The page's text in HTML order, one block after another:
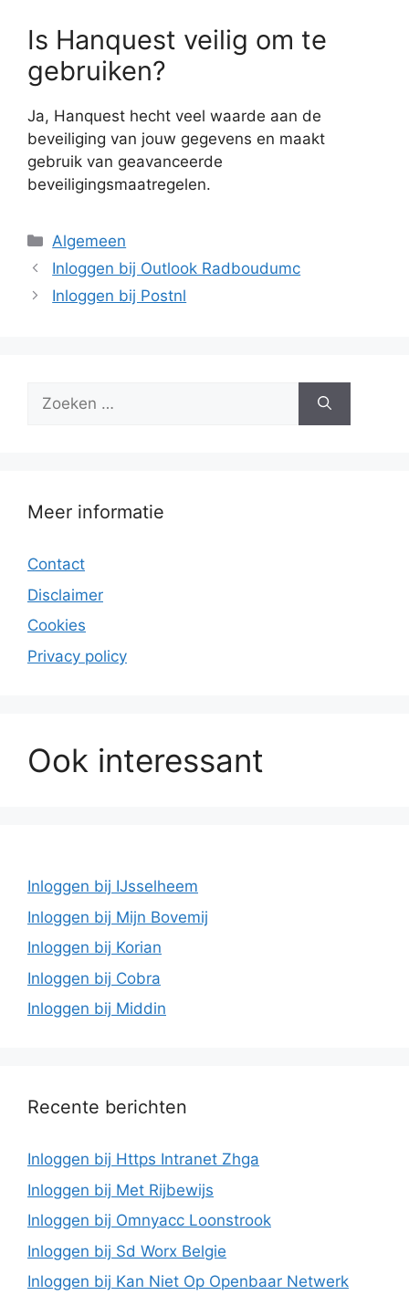
Is Hanquest veilig om te
gebruiken?
Ja, Hanquest hecht veel waarde aan de
beveiliging van jouw gegevens en maakt
gebruik van geavanceerde
beveiligingsmaatregelen.
Categorieën
Algemeen
Inloggen bij Outlook Radboudumc
Inloggen bij Postnl
Zoek
Meer informatie
Contact
Disclaimer
Cookies
Privacy policy
Ook interessant
Inloggen bij IJsselheem
Inloggen bij Mijn Bovemij
Inloggen bij Korian
Inloggen bij Cobra
Inloggen bij Middin
Recente berichten
Inloggen bij Https Intranet Zhga
Inloggen bij Met Rijbewijs
Inloggen bij Omnyacc Loonstrook
Inloggen bij Sd Worx Belgie
Inloggen bij Kan Niet Op Openbaar Netwerk